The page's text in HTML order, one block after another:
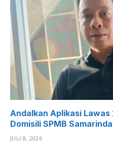
Andalkan Aplikasi
Domisili SPMB
JULI 8, 2026